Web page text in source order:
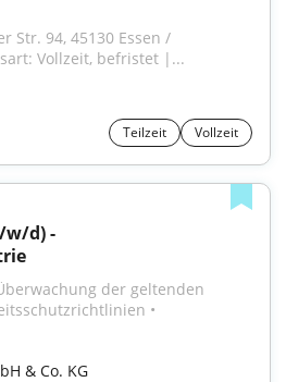
Str. 94, 45130 Essen /
Vollzeit, befristet |...
Teilzeit Vollzeit
•
& Co. KG